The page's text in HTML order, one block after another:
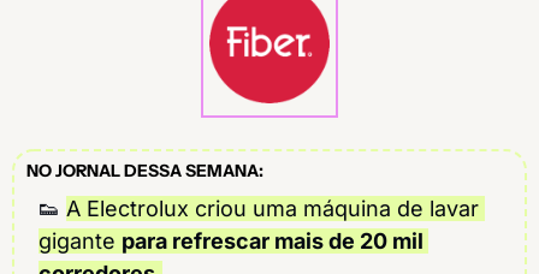
NO JORNAL DESSA SEMANA:
👟 A Electrolux criou uma máquina de lavar
gigante para refrescar mais de 20 mil